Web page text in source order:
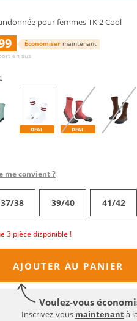
pour femmes TK 2 Cool
Économiser maintenant
en sus
DEAL DEAL
me convient ?
37/38 39/40 41/42
3 pièce disponible !
AJOUTER AU PANIER
Voulez-vous
Inscrivez-vous maintenantà